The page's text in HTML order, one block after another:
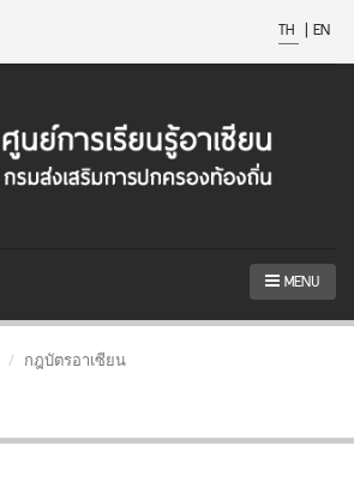
TH | EN
MENU
กฎบัตรอาเซียน